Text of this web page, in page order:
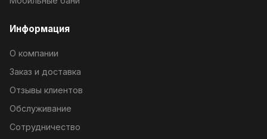
Информация
О компании
Заказ и доставка
Отзывы клиентов
Обслуживание
Сотрудничество